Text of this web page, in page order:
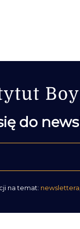
do
na temat: newslettera